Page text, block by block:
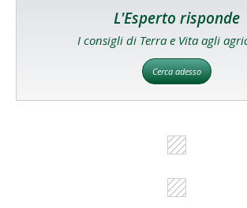
L'Esperto risponde
I consigli di Terra e Vita agli
Cerca adesso